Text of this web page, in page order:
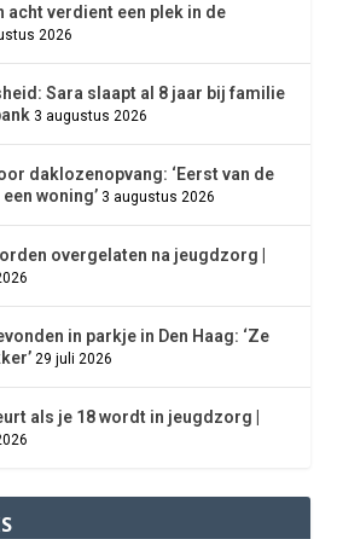
acht verdient een plek in de
2026
Sara slaapt al 8 jaar bij familie
3 augustus 2026
daklozenopvang: ‘Eerst van de
woning’ 3 augustus 2026
overgelaten na jeugdzorg |
in parkje in Den Haag: ‘Ze
29 juli 2026
als je 18 wordt in jeugdzorg |